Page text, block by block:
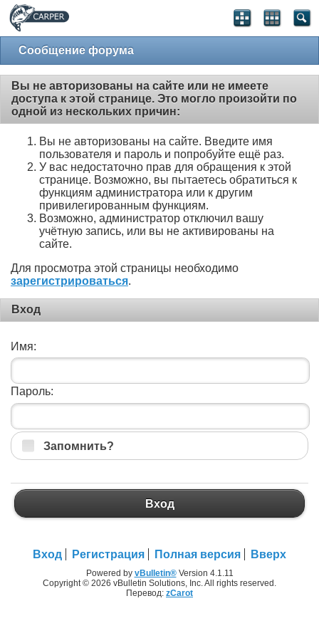
Сообщение форума
Вы не авторизованы на сайте или не имеете
доступа к этой странице. Это могло произойти по
одной из нескольких причин:
Вы не авторизованы на сайте. Введите имя
пользователя и пароль и попробуйте ещё раз.
У вас недостаточно прав для обращения к этой
странице. Возможно, вы пытаетесь обратиться к
функциям администратора или к другим
привилегированным функциям.
Возможно, администратор отключил вашу
учётную запись, или вы не активированы на
сайте.
Для просмотра этой страницы необходимо
зарегистрироваться.
Вход
Имя:
Пароль:
Запомнить?
Вход
Вход Регистрация Полная версия Вверх
Powered by vBulletin®Version 4.1.11
Copyright © 2026 vBulletin Solutions, Inc. All rights reserved.
Перевод: zCarot